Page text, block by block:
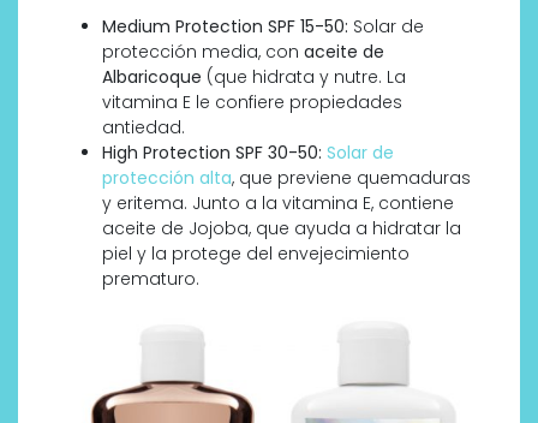
Medium Protection SPF 15-50: Solar de
protección media, con aceite de
Albaricoque (que hidrata y nutre. La
vitamina E le confiere propiedades
antiedad.
High Protection SPF 30-50: Solar de
protección alta, que previene quemaduras
y eritema. Junto a la vitamina E, contiene
aceite de Jojoba, que ayuda a hidratar la
piel y la protege del envejecimiento
prematuro.